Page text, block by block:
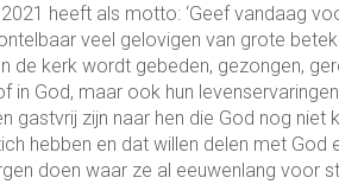
heeft als motto: ‘Geef vandaag
veel gelovigen van grote
de kerk wordt gebeden, gezongen,
in God, maar ook hun
gastvrij zijn naar hen die God nog
hebben en dat willen delen met God
doen waar ze al eeuwenlang voor